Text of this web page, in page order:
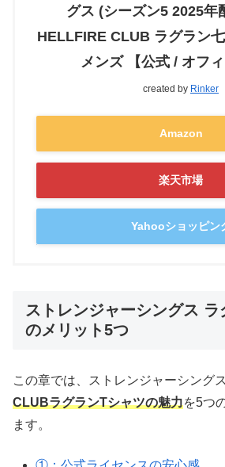
グス (シーズン5 2025年
HELLFIRE CLUB ラグラン
メンズ 【公式 / オフィ
created by Rinker
Amazon
楽天市場
Yahooショッピン
ストレンジャーシングス ラ
のメリット5つ
この章では、ストレンジャーシング
CLUBラグランTシャツの魅力を5つ
ます。